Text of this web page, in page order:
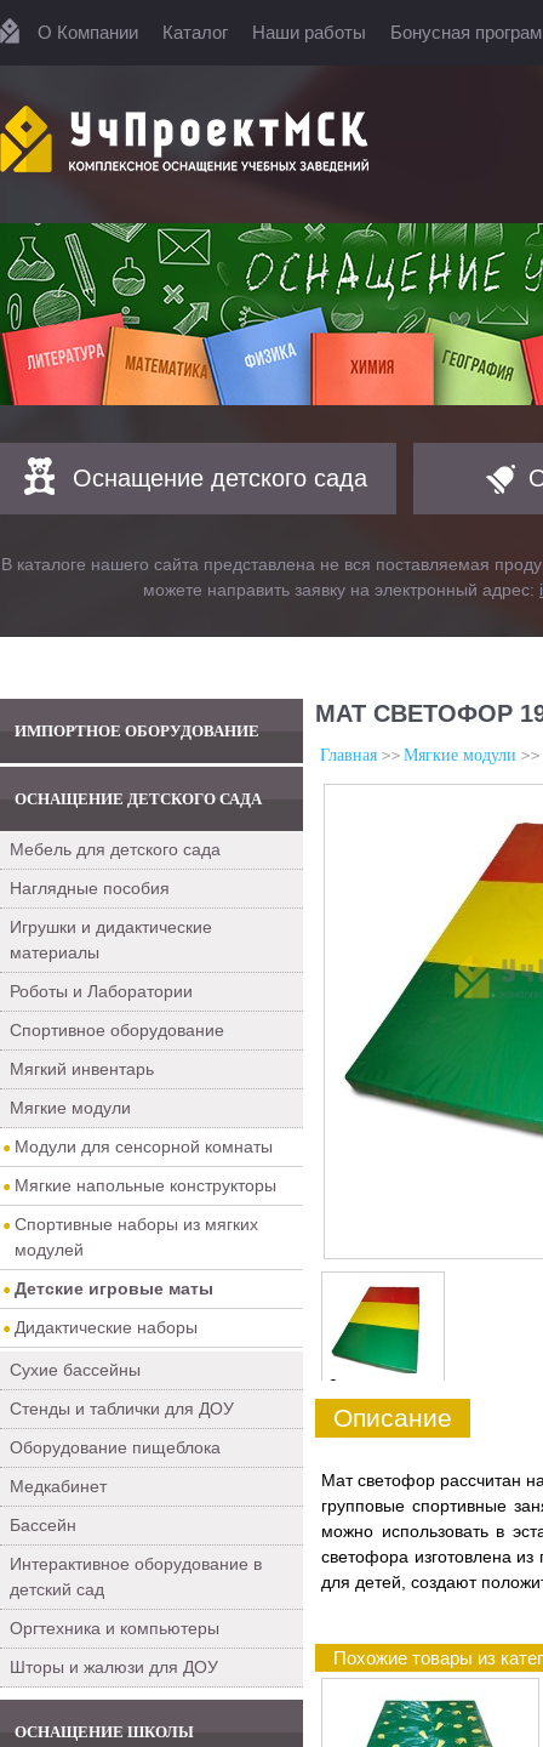
О Компании Каталог Наши работы Бонусная
Оснащение детского сада
В каталоге нашего сайта представлена не вся поставляемая
можете направить заявку на электронный адрес:
ИМПОРТНОЕ ОБОРУДОВАНИЕ
ОСНАЩЕНИЕ ДЕТСКОГО САДА
Мебель для детского сада
Наглядные пособия
Игрушки и дидактические
материалы
Роботы и Лаборатории
Спортивное оборудование
Мягкий инвентарь
Мягкие модули
Модули для сенсорной комнаты
Мягкие напольные конструкторы
Спортивные наборы из мягких
модулей
Детские игровые маты
Дидактические наборы
Сухие бассейны
Стенды и таблички для ДОУ
Оборудование пищеблока
Медкабинет
Бассейн
Интерактивное оборудование в
детский сад
Оргтехника и компьютеры
Шторы и жалюзи для ДОУ
ОСНАЩЕНИЕ ШКОЛЫ
МАТ СВЕТОФОР
Главная Мягкие модули
0
Описание
Мат светофор рассчитан
групповые спортивные
можно использовать в
светофора изготовлена
для детей, создают
Похожие товары из